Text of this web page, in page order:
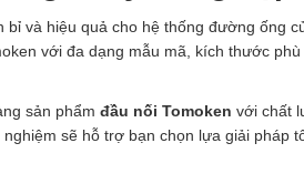
bỉ và hiệu quả cho hệ thống đường ống
với đa dạng mẫu mã, kích thước
sản phẩm đầu nối Tomoken với chất
sẽ hỗ trợ bạn chọn lựa giải pháp